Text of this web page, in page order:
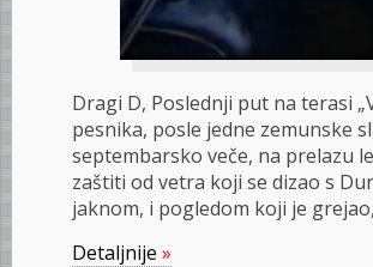
Dragi D, Poslednji put na terasi
pesnika, posle jedne zemunske
septembarsko veče, na prelazu
zaštiti od vetra koji se dizao s
jaknom, i pogledom koji je
Detaljnije »